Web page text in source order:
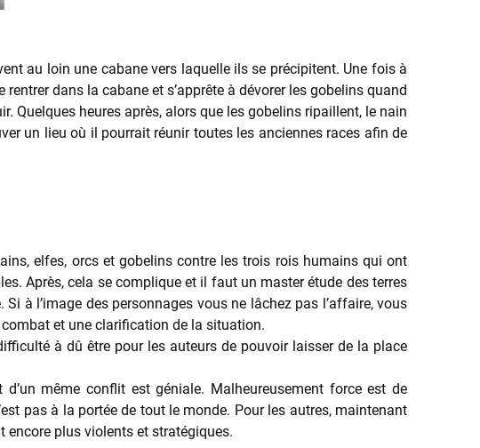
au loin une cabane vers laquelle ils se précipitent. Une fois à
dans la cabane et s’apprête à dévorer les gobelins quand
Quelques heures après, alors que les gobelins ripaillent, le nain
un lieu où il pourrait réunir toutes les anciennes races afin de
elfes, orcs et gobelins contre les trois rois humains qui ont
Après, cela se complique et il faut un master étude des terres
à l’image des personnages vous ne lâchez pas l’affaire, vous
combat et une clarification de la situation.
à dû être pour les auteurs de pouvoir laisser de la place
même conflit est géniale. Malheureusement force est de
pas à la portée de tout le monde. Pour les autres, maintenant
encore plus violents et stratégiques.